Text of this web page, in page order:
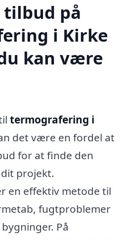
tilbud på
i Kirke
kan være
termografering i
det være en fordel at
for at finde den
projekt.
en effektiv metode til
fugtproblemer
På